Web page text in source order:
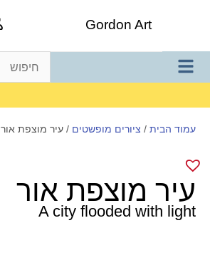
Gordon Art
עמוד הבית / ציורים מופשטים / עיר מוצפת אור
עיר מוצפת אור
A city flooded with light